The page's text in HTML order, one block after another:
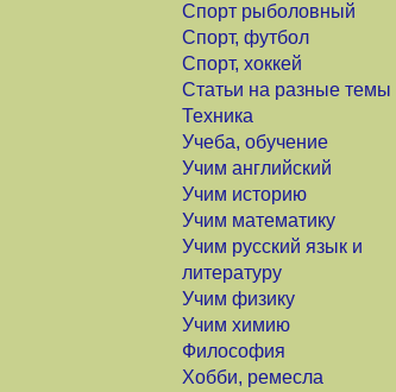
Спорт рыболовный
Спорт, футбол
Спорт, хоккей
Статьи на разные темы
Техника
Учеба, обучение
Учим английский
Учим историю
Учим математику
Учим русский язык и
литературу
Учим физику
Учим химию
Философия
Хобби, ремесла